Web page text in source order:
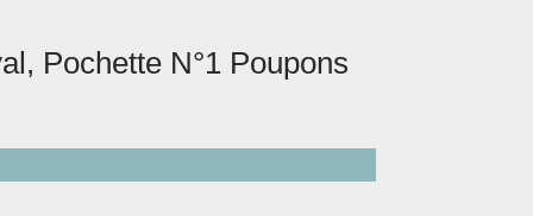
Pochette N°1 Poupons